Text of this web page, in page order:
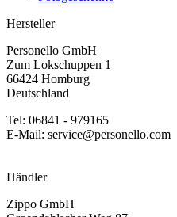
Hersteller
Personello GmbH
Zum Lokschuppen 1
66424 Homburg
Deutschland
Tel: 06841 - 979165
E-Mail: service@personello.com
Händler
Zippo GmbH